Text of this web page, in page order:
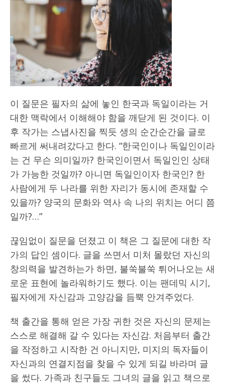
이 질문은 필자의 삶에 놓인 한국과 독일이라는 거
대한 맥락에서 이해해야 함을 깨닫게 된 것이다. 이
후 작가는 스냅사진을 찍듯 생의 순간순간을 글로
빠르게 써내려갔다고 한다. “한국인이나 독일인이라
는 건 무슨 의미일까? 한국인이면서 독일인인 상태
가 가능한 것일까? 아니면 독일인이자 한국인? 한
사람에게 두 나라를 위한 자리가 동시에 존재할 수
있을까? 양국의 문화와 역사 속 나의 위치는 어디 쯤
일까?…”
끊임없이 질문을 던졌고 이 책은 그 질문에 대한 작
가의 답인 셈이다. 글을 쓰면서 미처 몰랐던 자신의
창의력을 발견하는가 하면, 불쑥불쑥 튀어나오는 새
로운 표현에 놀라워하기도 했다. 이는 팬데믹 시기,
필자에게 자신감과 고양감을 듬뿍 안겨주었다.
책 출간을 통해 얻은 가장 귀한 것은 자신의 문제는
스스로 해결해 갈 수 있다는 자신감. 처음부터 출간
을 작정하고 시작한 건 아니지만, 미지의 독자들이
자신과의 연결지점을 찾을 수 있게 되길 바라며 글
을 썼다. 가족과 친구들도 그녀의 글을 읽고 책으로